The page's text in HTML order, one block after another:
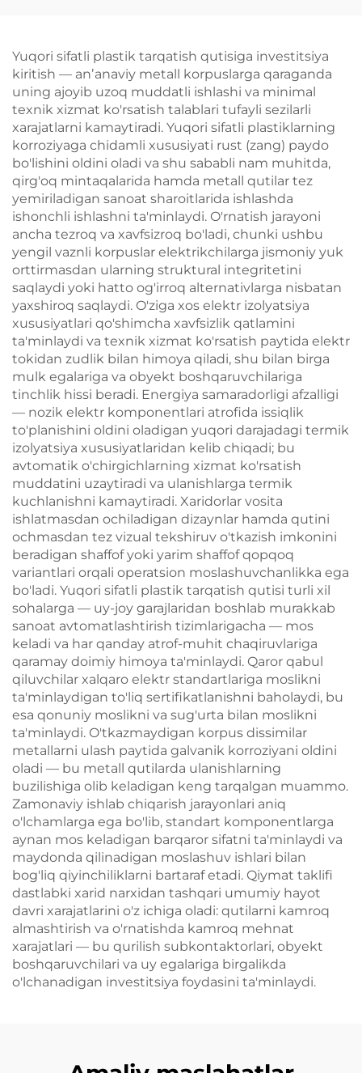
Yuqori sifatli plastik tarqatish qutisiga investitsiya
kiritish — anʼanaviy metall korpuslarga qaraganda
uning ajoyib uzoq muddatli ishlashi va minimal
texnik xizmat ko'rsatish talablari tufayli sezilarli
xarajatlarni kamaytiradi. Yuqori sifatli plastiklarning
korroziyaga chidamli xususiyati rust (zang) paydo
bo'lishini oldini oladi va shu sababli nam muhitda,
qirg'oq mintaqalarida hamda metall qutilar tez
yemiriladigan sanoat sharoitlarida ishlashda
ishonchli ishlashni ta'minlaydi. O'rnatish jarayoni
ancha tezroq va xavfsizroq bo'ladi, chunki ushbu
yengil vaznli korpuslar elektrikchilarga jismoniy yuk
orttirmasdan ularning struktural integritetini
saqlaydi yoki hatto og'irroq alternativlarga nisbatan
yaxshiroq saqlaydi. O'ziga xos elektr izolyatsiya
xususiyatlari qo'shimcha xavfsizlik qatlamini
ta'minlaydi va texnik xizmat ko'rsatish paytida elektr
tokidan zudlik bilan himoya qiladi, shu bilan birga
mulk egalariga va obyekt boshqaruvchilariga
tinchlik hissi beradi. Energiya samaradorligi afzalligi
— nozik elektr komponentlari atrofida issiqlik
to'planishini oldini oladigan yuqori darajadagi termik
izolyatsiya xususiyatlaridan kelib chiqadi; bu
avtomatik o'chirgichlarning xizmat ko'rsatish
muddatini uzaytiradi va ulanishlarga termik
kuchlanishni kamaytiradi. Xaridorlar vosita
ishlatmasdan ochiladigan dizaynlar hamda qutini
ochmasdan tez vizual tekshiruv o'tkazish imkonini
beradigan shaffof yoki yarim shaffof qopqoq
variantlari orqali operatsion moslashuvchanlikka ega
bo'ladi. Yuqori sifatli plastik tarqatish qutisi turli xil
sohalarga — uy-joy garajlaridan boshlab murakkab
sanoat avtomatlashtirish tizimlarigacha — mos
keladi va har qanday atrof-muhit chaqiruvlariga
qaramay doimiy himoya ta'minlaydi. Qaror qabul
qiluvchilar xalqaro elektr standartlariga moslikni
ta'minlaydigan to'liq sertifikatlanishni baholaydi, bu
esa qonuniy moslikni va sug'urta bilan moslikni
ta'minlaydi. O'tkazmaydigan korpus dissimilar
metallarni ulash paytida galvanik korroziyani oldini
oladi — bu metall qutilarda ulanishlarning
buzilishiga olib keladigan keng tarqalgan muammo.
Zamonaviy ishlab chiqarish jarayonlari aniq
o'lchamlarga ega bo'lib, standart komponentlarga
aynan mos keladigan barqaror sifatni ta'minlaydi va
maydonda qilinadigan moslashuv ishlari bilan
bog'liq qiyinchiliklarni bartaraf etadi. Qiymat taklifi
dastlabki xarid narxidan tashqari umumiy hayot
davri xarajatlarini o'z ichiga oladi: qutilarni kamroq
almashtirish va o'rnatishda kamroq mehnat
xarajatlari — bu qurilish subkontaktorlari, obyekt
boshqaruvchilari va uy egalariga birgalikda
o'lchanadigan investitsiya foydasini ta'minlaydi.